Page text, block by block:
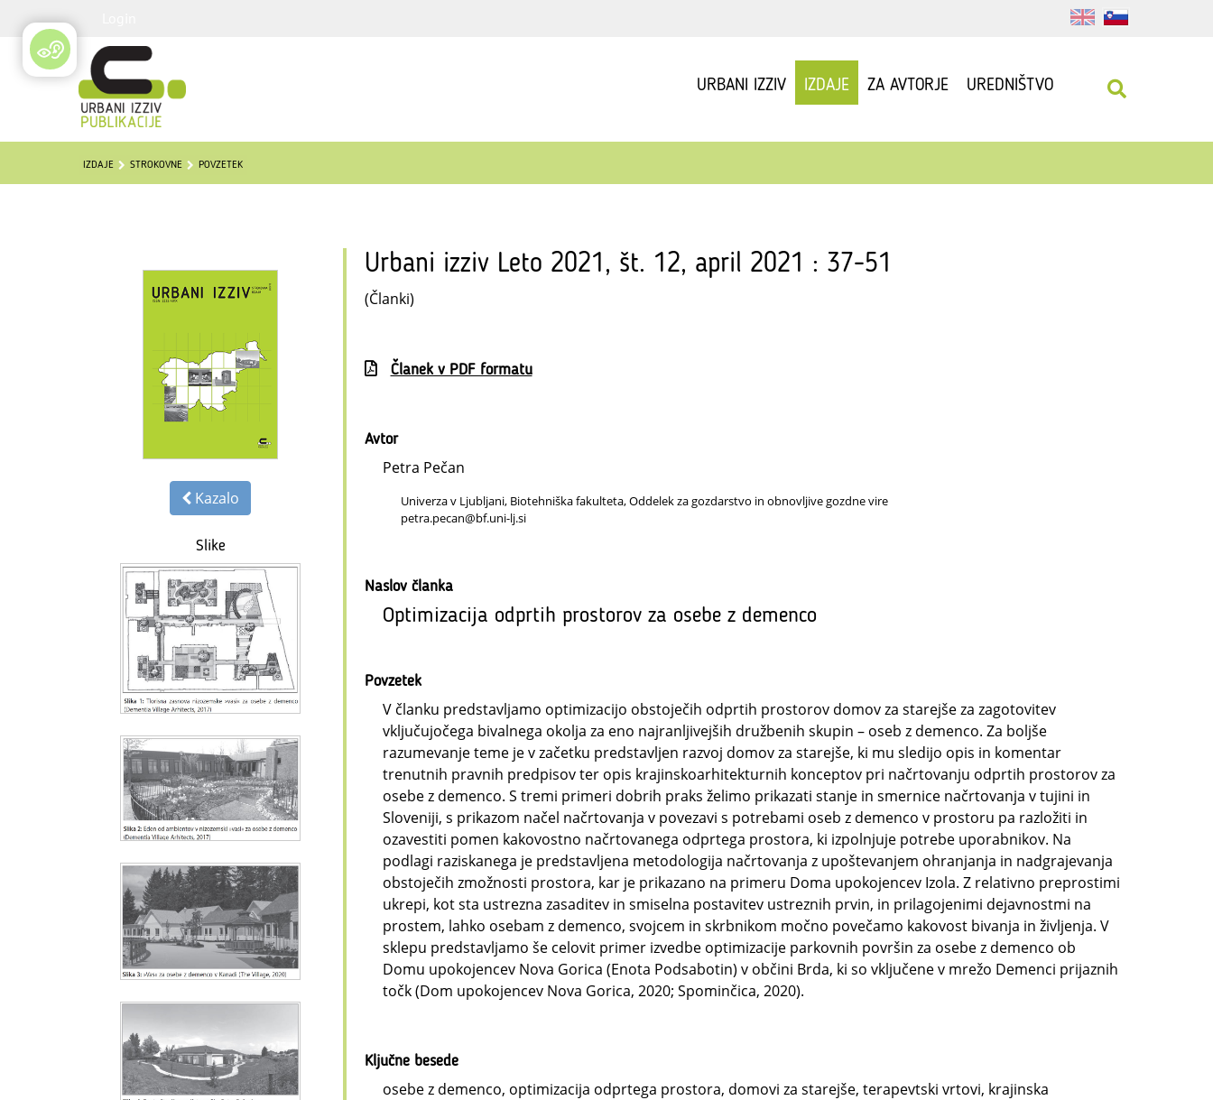
URBANI IZZIV IZDAJE ZA AVTORJE UREDNIŠTVO
IZDAJE STROKOVNE POVZETEK
Kazalo
Slike
Urbani izziv Leto 2021, št. 12, april 2021 : 37-51
(Članki)
Članek v PDF formatu
Avtor
Petra Pečan
Univerza v Ljubljani, Biotehniška fakulteta, Oddelek za gozdarstvo in obnovljive gozdne vire
petra.pecan@bf.uni-lj.si
Naslov članka
Optimizacija odprtih prostorov za osebe z demenco
Povzetek
V članku predstavljamo optimizacijo obstoječih odprtih prostorov domov za starejše za zagotovitev
vključujočega bivalnega okolja za eno najranljivejših družbenih skupin – oseb z demenco. Za boljše
razumevanje teme je v začetku predstavljen razvoj domov za starejše, ki mu sledijo opis in komentar
trenutnih pravnih predpisov ter opis krajinskoarhitekturnih konceptov pri načrtovanju odprtih prostorov za
osebe z demenco. S tremi primeri dobrih praks želimo prikazati stanje in smernice načrtovanja v tujini in
Sloveniji, s prikazom načel načrtovanja v povezavi s potrebami oseb z demenco v prostoru pa razložiti in
ozavestiti pomen kakovostno načrtovanega odprtega prostora, ki izpolnjuje potrebe uporabnikov. Na
podlagi raziskanega je predstavljena metodologija načrtovanja z upoštevanjem ohranjanja in nadgrajevanja
obstoječih zmožnosti prostora, kar je prikazano na primeru Doma upokojencev Izola. Z relativno preprostimi
ukrepi, kot sta ustrezna zasaditev in smiselna postavitev ustreznih prvin, in prilagojenimi dejavnostmi na
prostem, lahko osebam z demenco, svojcem in skrbnikom močno povečamo kakovost bivanja in življenja. V
sklepu predstavljamo še celovit primer izvedbe optimizacije parkovnih površin za osebe z demenco ob
Domu upokojencev Nova Gorica (Enota Podsabotin) v občini Brda, ki so vključene v mrežo Demenci prijaznih
točk (Dom upokojencev Nova Gorica, 2020; Spominčica, 2020).
Ključne besede
osebe z demenco, optimizacija odprtega prostora, domovi za starejše, terapevtski vrtovi, krajinska